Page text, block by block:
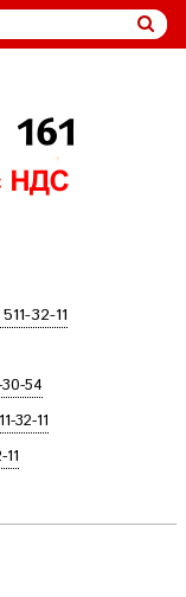
32-11
54
32-11